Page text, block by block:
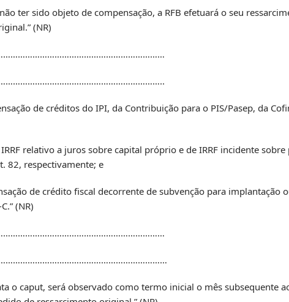
ter sido objeto de compensação, a RFB efetuará o seu
(NR)
de créditos do IPI, da Contribuição para o PIS/Pasep, da
relativo a juros sobre capital próprio e de IRRF incidente
82, respectivamente; e
de crédito fiscal decorrente de subvenção para implantação
(NR)
o caput, será observado como termo inicial o mês subsequente